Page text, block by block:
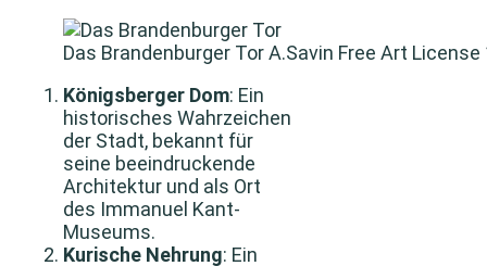
Das Brandenburger Tor A.Savin Free Art License
Königsberger Dom: Ein
historisches Wahrzeichen
der Stadt, bekannt für
seine beeindruckende
Architektur und als Ort
des Immanuel Kant-
Museums.
Kurische Nehrung: Ein